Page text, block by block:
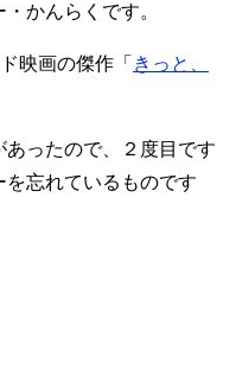
かんらくです。
映画の傑作「 きっと、
ったので、２度目です
忘れているものです